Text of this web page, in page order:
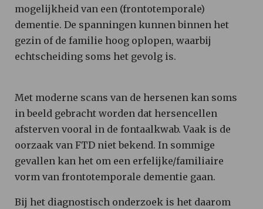
mogelijkheid van een (frontotemporale)
dementie. De spanningen kunnen binnen het
gezin of de familie hoog oplopen, waarbij
echtscheiding soms het gevolg is.
Met moderne scans van de hersenen kan soms
in beeld gebracht worden dat hersencellen
afsterven vooral in de fontaalkwab. Vaak is de
oorzaak van FTD niet bekend. In sommige
gevallen kan het om een erfelijke/familiaire
vorm van frontotemporale dementie gaan.
Bij het diagnostisch onderzoek is het daarom